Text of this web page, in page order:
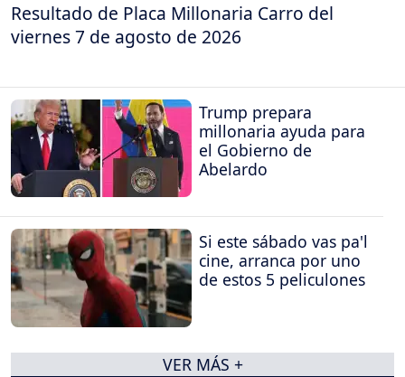
Resultado de Placa Millonaria Carro del
viernes 7 de agosto de 2026
Trump prepara
millonaria ayuda para
el Gobierno de
Abelardo
Si este sábado vas pa'l
cine, arranca por uno
de estos 5 peliculones
VER MÁS +